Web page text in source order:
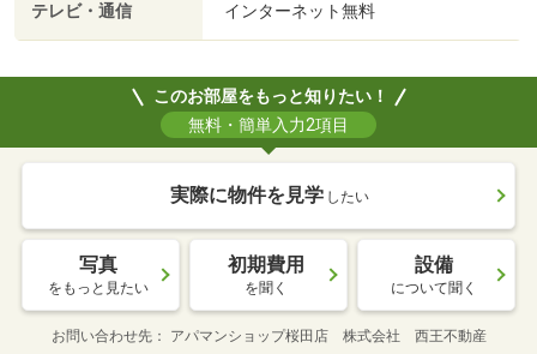
テレビ・通信 インターネット無料
このお部屋をもっと知りたい！
無料・簡単入力2項目
実際に物件を見学 したい
写真
をもっと見たい
初期費用
を聞く
設備
について聞く
お問い合わせ先 アパマンショップ桜田店 株式会社 西王不動産